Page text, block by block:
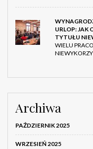
URLOP: JAK
TYTUŁU
WIELU
Archiwa
PAŹDZIERNIK 2025
WRZESIEŃ 2025